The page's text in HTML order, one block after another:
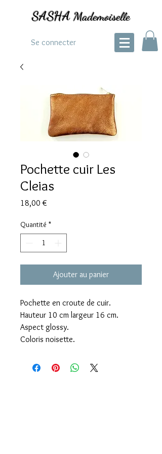
SASHA Mademoiselle
Se connecter
Pochette cuir Les
Cleias
18,00 €
Quantité *
Ajouter au panier
Pochette en croute de cuir.
Hauteur 10 cm largeur 16 cm.
Aspect glossy.
Coloris noisette.